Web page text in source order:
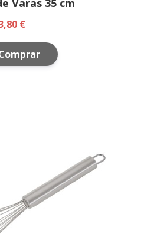
Varas 35 cm
€